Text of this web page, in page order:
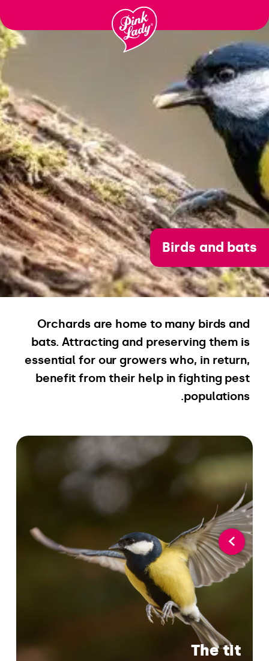
לתוכן
Birds and bats
Orchards are home to many birds and
bats. Attracting and preserving them is
essential for our growers who, in return,
benefit from their help in fighting pest
populations.
The tit